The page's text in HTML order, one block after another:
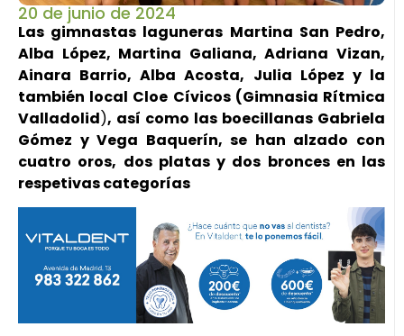
20 de junio de 2024
Las gimnastas laguneras Martina San Pedro,
Alba López, Martina Galiana, Adriana Vizan,
Ainara Barrio, Alba Acosta, Julia López y la
también local Cloe Cívicos (Gimnasia Rítmica
Valladolid), así como las boecillanas Gabriela
Gómez y Vega Baquerín, se han alzado con
cuatro oros, dos platas y dos bronces en las
respetivas categorías